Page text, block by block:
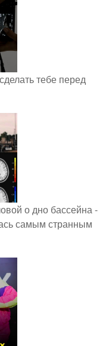
тебе перед
о дно бассейна -
самым странным